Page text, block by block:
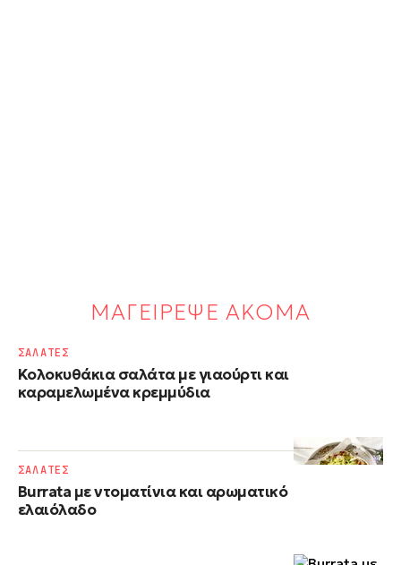
ΜΑΓΕΙΡΕΨΕ ΑΚΟΜΑ
Κολοκυθάκια σαλάτα με γιαούρτι και
καραμελωμένα κρεμμύδια
ΣΑΛΑΤΕΣ
Burrata με ντοματίνια και αρωματικό
ελαιόλαδο
ΣΑΛΑΤΕΣ